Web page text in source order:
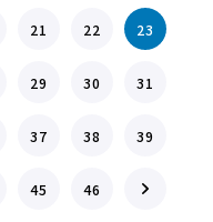
21 22 23
29 30 31
37 38 39
45 46